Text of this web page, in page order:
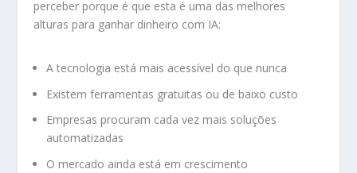
perceber porque é que esta é uma das melhores
alturas para ganhar dinheiro com IA:
A tecnologia está mais acessível do que nunca
Existem ferramentas gratuitas ou de baixo custo
Empresas procuram cada vez mais soluções
automatizadas
O mercado ainda está em crescimento